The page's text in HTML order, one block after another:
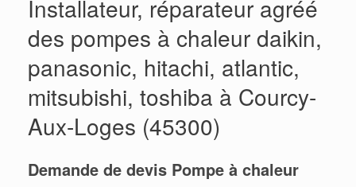
Installateur, réparateur agréé
des pompes à chaleur daikin,
panasonic, hitachi, atlantic,
mitsubishi, toshiba à Courcy-
Aux-Loges (45300)
Demande de devis Pompe à chaleur